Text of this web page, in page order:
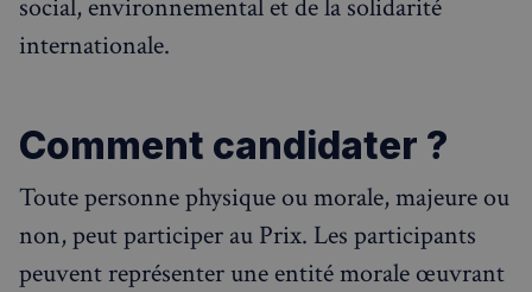
social, environnemental et de la solidarité
internationale.
Comment candidater ?
Toute personne physique ou morale, majeure ou
non, peut participer au Prix. Les participants
peuvent représenter une entité morale œuvrant